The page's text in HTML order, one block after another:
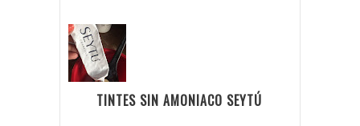
TINTES SIN AMONIACO SEYTÚ